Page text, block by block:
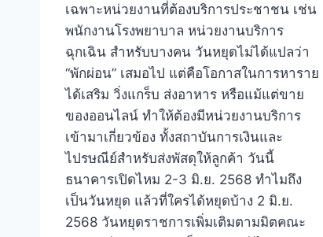
เฉพาะหน่วยงานที่ต้องบริการประชาชน เช่น
พนักงานโรงพยาบาล หน่วยงานบริการ
ฉุกเฉิน สำหรับบางคน วันหยุดไม่ได้แปลว่า
“พักผ่อน” เสมอไป แต่คือโอกาสในการหาราย
ได้เสริม วิ่งแกร็บ ส่งอาหาร หรือแม้แต่ขาย
ของออนไลน์ ทำให้ต้องมีหน่วยงานบริการ
เข้ามาเกี่ยวข้อง ทั้งสถาบันการเงินและ
ไปรษณีย์สำหรับส่งพัสดุให้ลูกค้า วันนี้
ธนาคารเปิดไหม 2-3 มิ.ย. 2568 ทำไมถึง
เป็นวันหยุด แล้วที่ใครได้หยุดบ้าง 2 มิ.ย.
2568 วันหยุดราชการเพิ่มเติมตามมิตคณะ